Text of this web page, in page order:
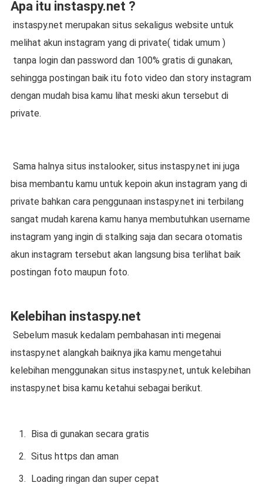
Apa itu instaspy.net ?
instaspy.net merupakan situs sekaligus website untuk
melihat akun instagram yang di private( tidak umum )
tanpa login dan password dan 100% gratis di gunakan,
sehingga postingan baik itu foto video dan story instagram
dengan mudah bisa kamu lihat meski akun tersebut di
private.
Sama halnya situs instalooker, situs instaspy.net ini juga
bisa membantu kamu untuk kepoin akun instagram yang di
private bahkan cara penggunaan instaspy.net ini terbilang
sangat mudah karena kamu hanya membutuhkan username
instagram yang ingin di stalking saja dan secara otomatis
akun instagram tersebut akan langsung bisa terlihat baik
postingan foto maupun foto.
Kelebihan instaspy.net
Sebelum masuk kedalam pembahasan inti megenai
instaspy.net alangkah baiknya jika kamu mengetahui
kelebihan menggunakan situs instaspy.net, untuk kelebihan
instaspy.net bisa kamu ketahui sebagai berikut.
Bisa di gunakan secara gratis
Situs https dan aman
Loading ringan dan super cepat